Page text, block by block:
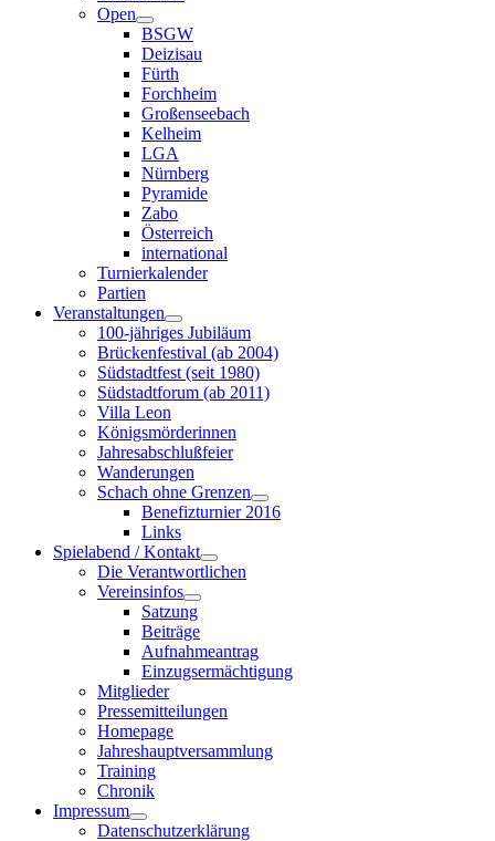
Open
BSGW
Deizisau
Fürth
Forchheim
Großenseebach
Kelheim
LGA
Nürnberg
Pyramide
Zabo
Österreich
international
Turnierkalender
Partien
Veranstaltungen
100-jähriges Jubiläum
Brückenfestival (ab 2004)
Südstadtfest (seit 1980)
Südstadtforum (ab 2011)
Villa Leon
Königsmörderinnen
Jahresabschlußfeier
Wanderungen
Schach ohne Grenzen
Benefizturnier 2016
Links
Spielabend / Kontakt
Die Verantwortlichen
Vereinsinfos
Satzung
Beiträge
Aufnahmeantrag
Einzugsermächtigung
Mitglieder
Pressemitteilungen
Homepage
Jahreshauptversammlung
Training
Chronik
Impressum
Datenschutzerklärung